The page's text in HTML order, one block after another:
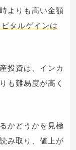
よりも高い金額
タルゲインは
投資は、インカ
も難易度が高く
かどうかを見極
み取り、値上が